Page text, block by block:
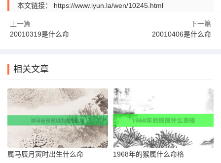
本文链接： https://www.iyun.la/wen/10245.html
上一篇
20010319是什么命
下一篇
20010406是什么命
相关文章
属马辰月寅时出生什么命 1968年的猴属什么命格